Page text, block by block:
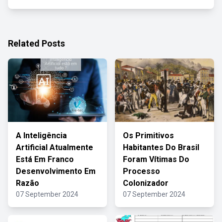
Related Posts
A Inteligência
Artificial Atualmente
Está Em Franco
Desenvolvimento Em
Razão
07 September 2024
Os Primitivos
Habitantes Do Brasil
Foram Vítimas Do
Processo
Colonizador
07 September 2024